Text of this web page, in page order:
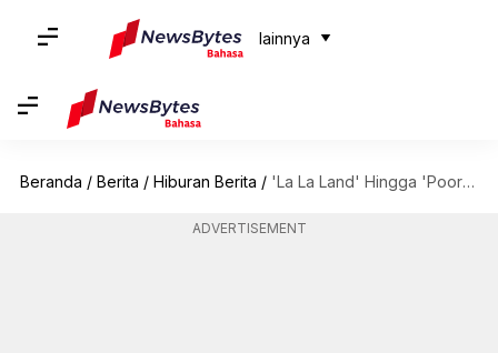
lainnya
Beranda / Berita / Hiburan Berita / 'La La Land' Hingga 'Poor Things': Penampilan Terbaik Emma Stone
ADVERTISEMENT